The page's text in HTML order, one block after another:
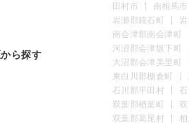
ら探す
田村市
南相馬市
岩瀬郡鏡石町
南会津郡南会津町
河沼郡会津坂下町
大沼郡会津美里町
東白川郡棚倉町
石川郡平田村
双葉郡楢葉町
双
双葉郡葛尾村
相